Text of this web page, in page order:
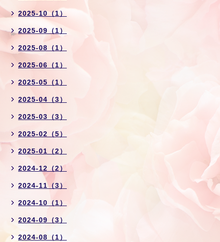
2025-10（1）
2025-09（1）
2025-08（1）
2025-06（1）
2025-05（1）
2025-04（3）
2025-03（3）
2025-02（5）
2025-01（2）
2024-12（2）
2024-11（3）
2024-10（1）
2024-09（3）
2024-08（1）